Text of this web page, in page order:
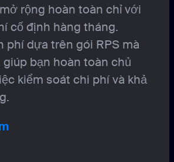
rộng hoàn toàn chỉ với
cố định hàng tháng.
phí dựa trên gói RPS mà
bạn hoàn toàn chủ
kiểm soát chi phí và khả